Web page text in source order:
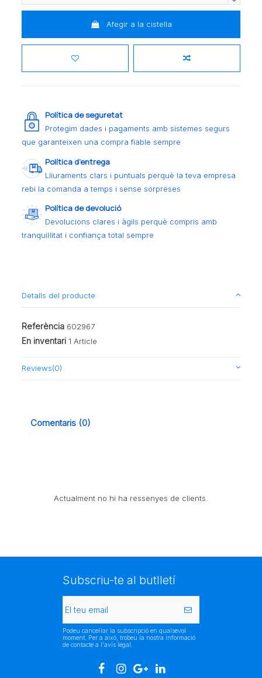
Afegir a la cistella
Política de seguretat
Protegim dades i pagaments amb sistemes segurs
que garanteixen una compra fiable sempre
Política d’entrega
Lliuraments clars i puntuals perquè la teva empresa
rebi la comanda a temps i sense sorpreses
Política de devolució
Devolucions clares i àgils perquè compris amb
tranquil·litat i confiança total sempre
Detalls del producte
Referència 602967
En inventari 1 Article
Reviews(0)
Comentaris (0)
Actualment no hi ha ressenyes de clients.
Subscriu-te al butlletí
Podeu cancel·lar la subscripció en qualsevol
moment. Per a això, trobeu la nostra informació
de contacte a l'avís legal.